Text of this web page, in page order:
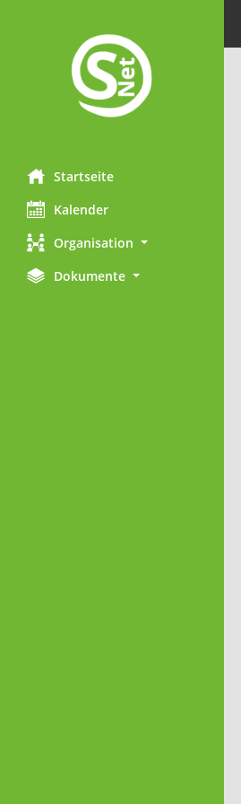
Startseite
Kalender
Organisation
Dokumente